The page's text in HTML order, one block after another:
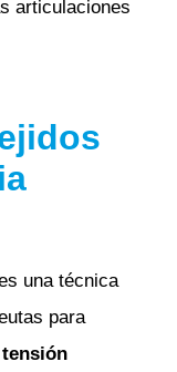
articulaciones
una técnica
para